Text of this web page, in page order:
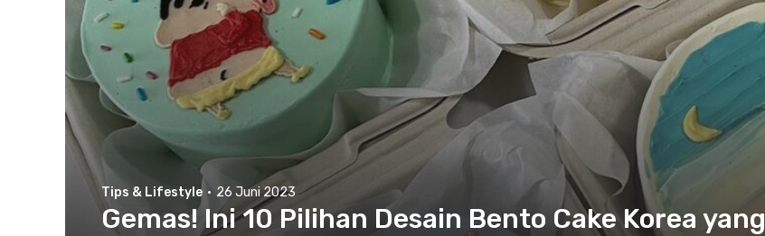
Tips & Lifestyle · 26 Juni 2023
Gemas! Ini 10 Pilihan Desain Bento Cake Korea yang